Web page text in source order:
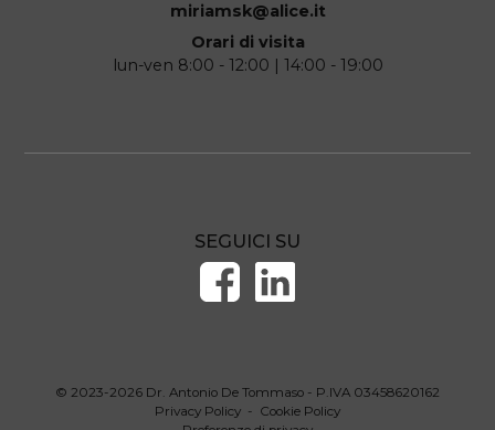
miriamsk@alice.it
Orari di visita
lun-ven 8:00 - 12:00 | 14:00 - 19:00
SEGUICI SU
© 2023-2026 Dr. Antonio De Tommaso - P.IVA 03458620162
Privacy Policy - Cookie Policy